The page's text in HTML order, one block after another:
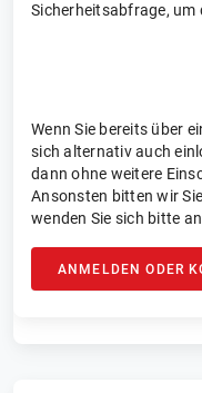
Sicherheitsabfrage, um
Wenn Sie bereits über
sich alternativ auch
dann ohne weitere
Ansonsten bitten wir
wenden Sie sich bitte
ANMELDEN ODER